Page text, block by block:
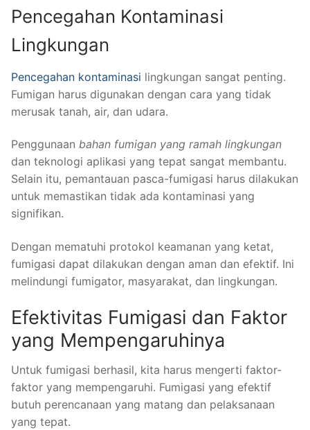
Pencegahan Kontaminasi
Lingkungan
Pencegahan kontaminasi lingkungan sangat penting.
Fumigan harus digunakan dengan cara yang tidak
merusak tanah, air, dan udara.
Penggunaan bahan fumigan yang ramah lingkungan
dan teknologi aplikasi yang tepat sangat membantu.
Selain itu, pemantauan pasca-fumigasi harus dilakukan
untuk memastikan tidak ada kontaminasi yang
signifikan.
Dengan mematuhi protokol keamanan yang ketat,
fumigasi dapat dilakukan dengan aman dan efektif. Ini
melindungi fumigator, masyarakat, dan lingkungan.
Efektivitas Fumigasi dan Faktor
yang Mempengaruhinya
Untuk fumigasi berhasil, kita harus mengerti faktor-
faktor yang mempengaruhi. Fumigasi yang efektif
butuh perencanaan yang matang dan pelaksanaan
yang tepat.